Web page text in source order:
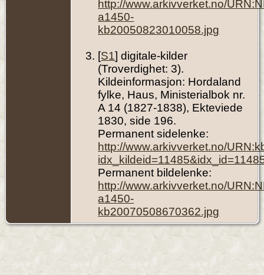
http://www.arkivverket.no/
a1450-
kb20050823010058.jpg
[S1] digitale-kilder
(Troverdighet: 3).
Kildeinformasjon: Hordaland
fylke, Haus, Ministerialbok nr.
A 14 (1827-1838), Ekteviede
1830, side 196.
Permanent sidelenke:
http://www.arkivverket.no/
Permanent bildelenke:
http://www.arkivverket.no/
a1450-
kb20070508670362.jpg